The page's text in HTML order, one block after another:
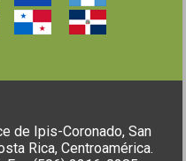
de Ipis-Coronado, San
Rica, Centroamérica.